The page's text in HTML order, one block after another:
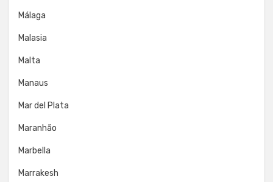
Málaga
Malasia
Malta
Manaus
Mar del Plata
Maranhão
Marbella
Marrakesh